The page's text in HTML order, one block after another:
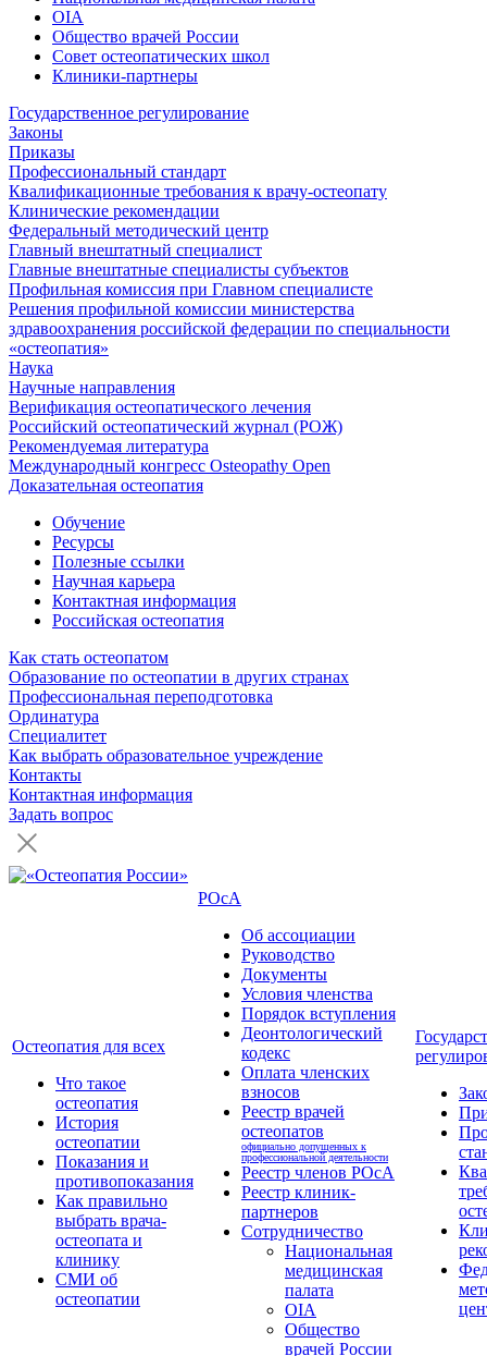
OIA
Общество врачей России
Совет остеопатических школ
Клиники-партнеры
Государственное регулирование
Законы
Приказы
Профессиональный стандарт
Квалификационные требования к врачу-остеопату
Клинические рекомендации
Федеральный методический центр
Главный внештатный специалист
Главные внештатные специалисты субъектов
Профильная комиссия при Главном специалисте
Решения профильной комиссии министерства
здравоохранения российской федерации по специальности
«остеопатия»
Наука
Научные направления
Верификация остеопатического лечения
Российский остеопатический журнал (РОЖ)
Рекомендуемая литература
Международный конгресс Osteopathy Open
Доказательная остеопатия
Обучение
Ресурсы
Полезные ссылки
Научная карьера
Контактная информация
Российская остеопатия
Как стать остеопатом
Образование по остеопатии в других странах
Профессиональная переподготовка
Ординатура
Специалитет
Как выбрать образовательное учреждение
Контакты
Контактная информация
Задать вопрос
Остеопатия для всех
Что такое
остеопатия
История
остеопатии
Показания и
противопоказания
Как правильно
выбрать врача-
остеопата и
клинику
СМИ об
остеопатии
РОсА
Об ассоциации
Руководство
Документы
Условия членства
Порядок вступления
Деонтологический
кодекс
Оплата членских
взносов
Реестр врачей
остеопатов
официально допущенных к
профессиональной деятельности
Реестр членов РОсА
Реестр клиник-
партнеров
Сотрудничество
Национальная
медицинская
палата
OIA
Общество
врачей России